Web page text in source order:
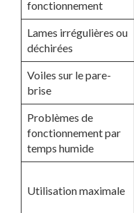
fonctionnement
Lames irrégulières ou
déchirées
Voiles sur le pare-
brise
Problèmes de
fonctionnement par
temps humide
Utilisation maximale